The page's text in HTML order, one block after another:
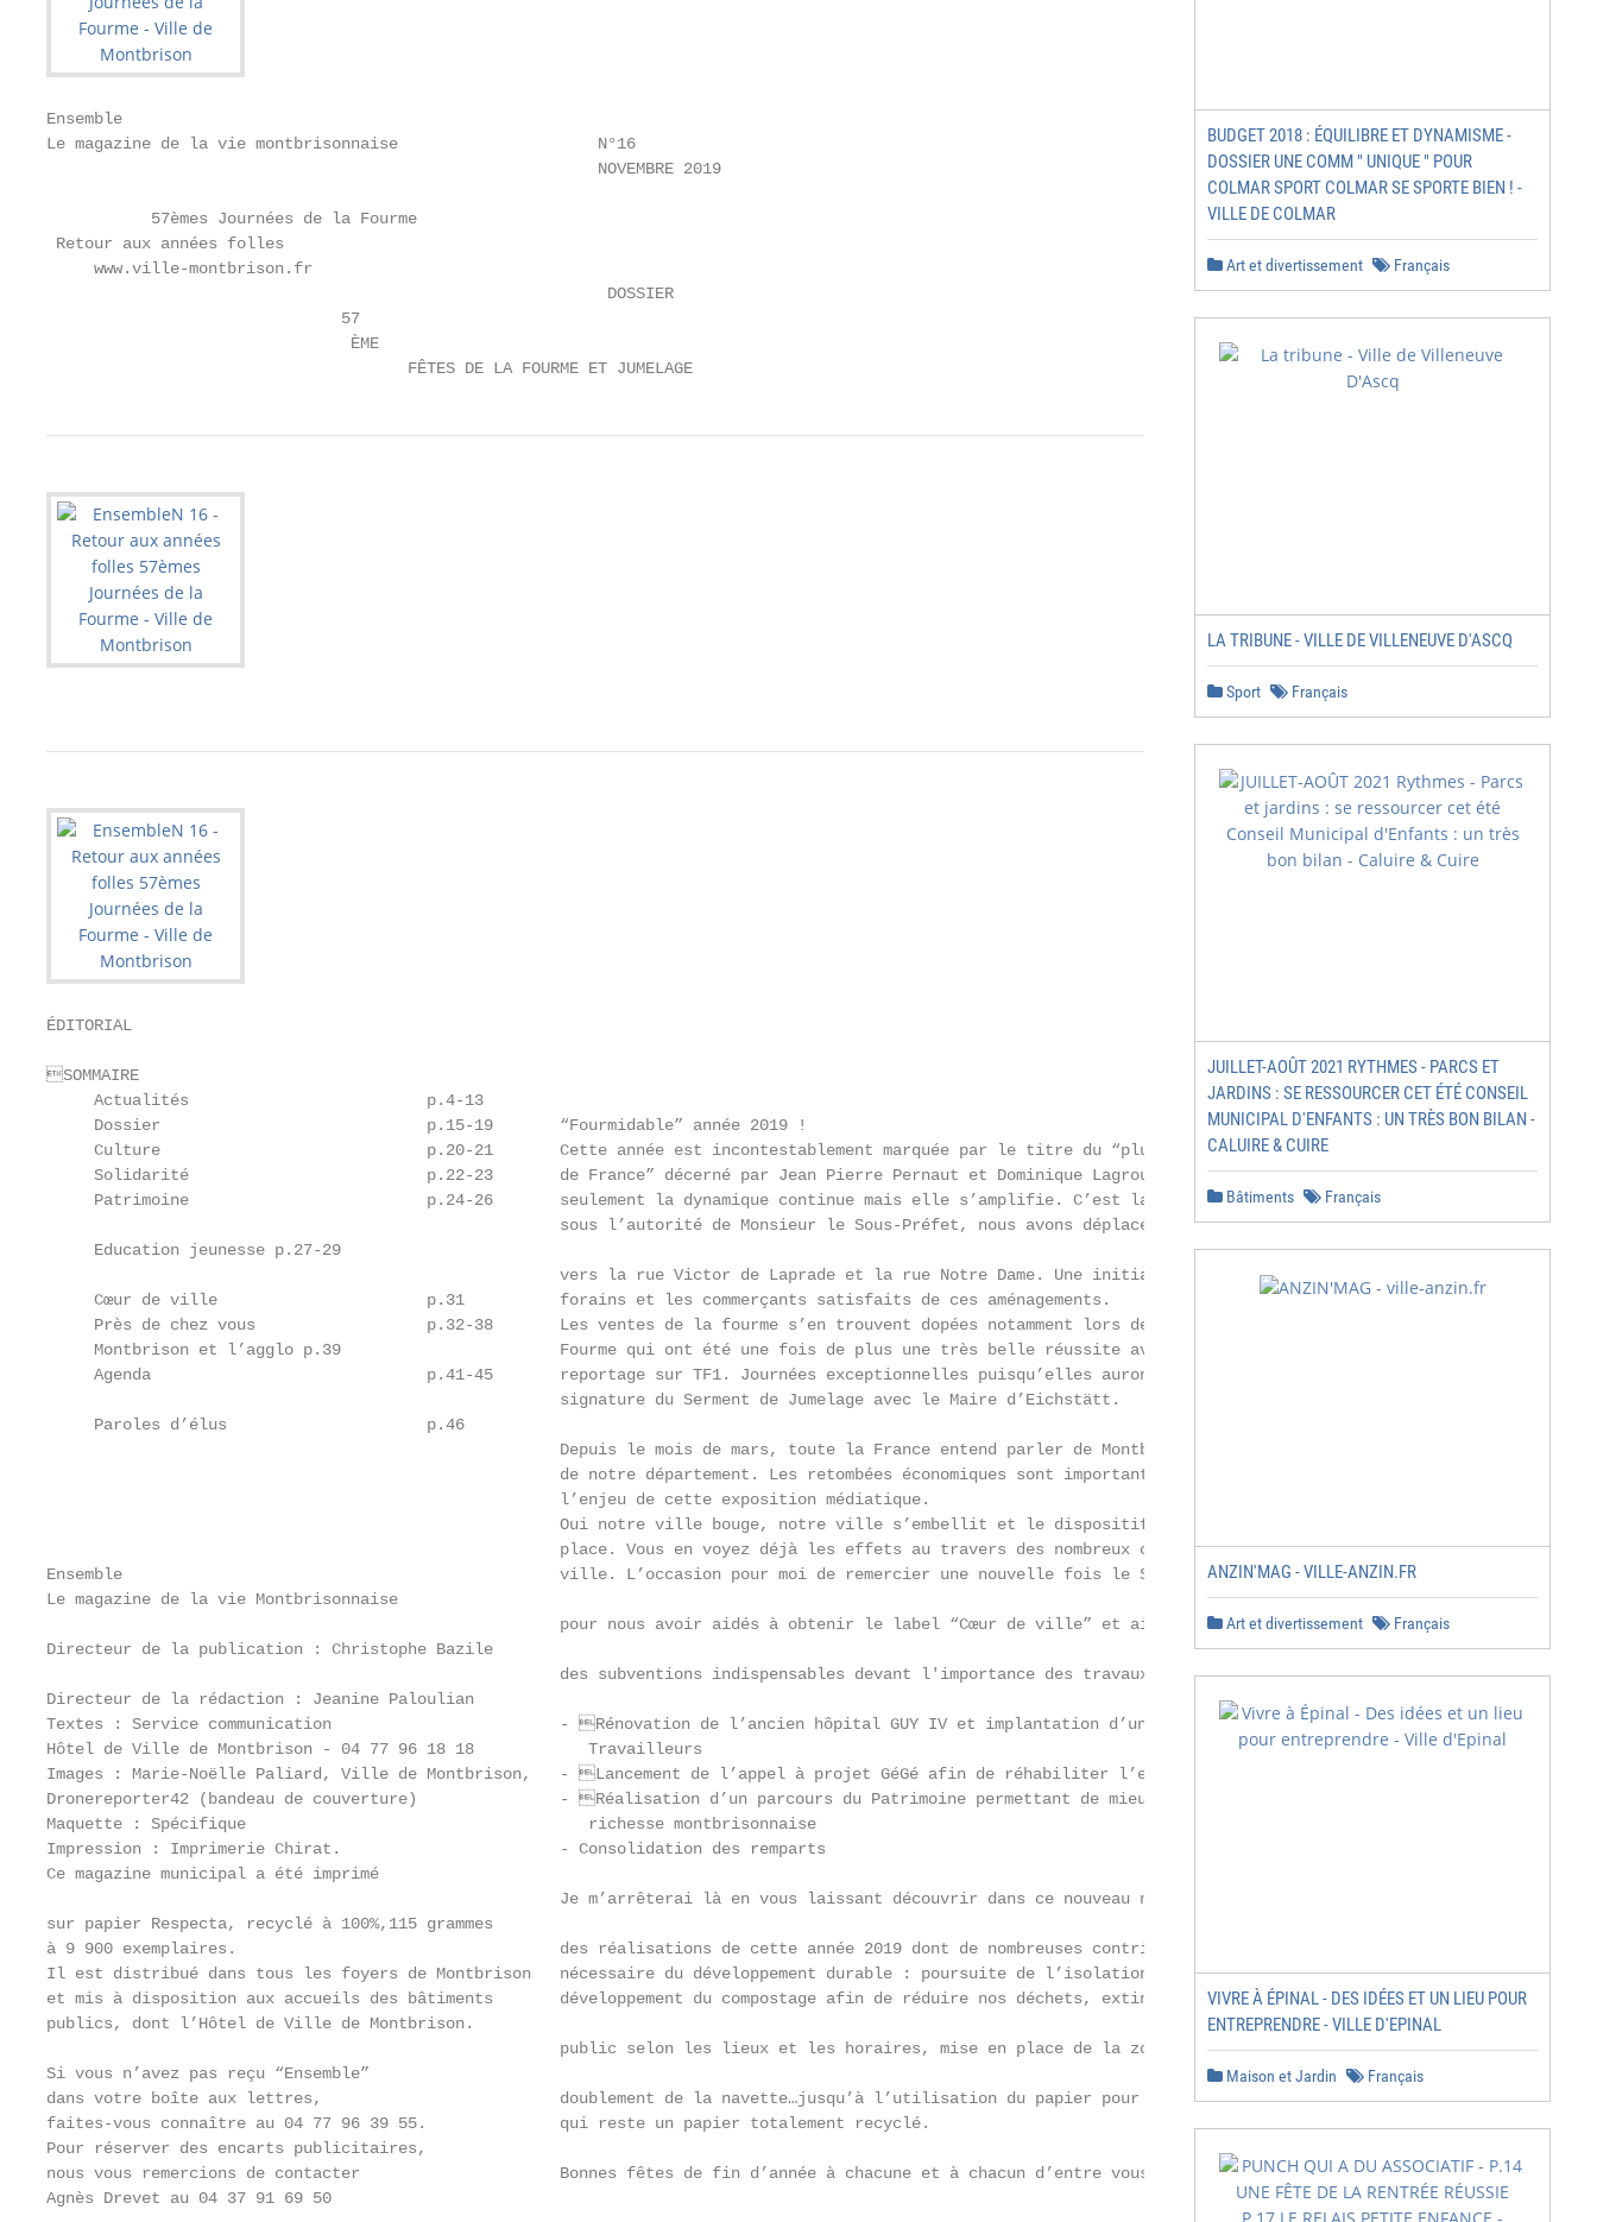
Ensemble
Le magazine de la vie montbrisonnaise                     N°16
                                                          NOVEMBRE 2019
           57èmes Journées de la Fourme
Retour aux années folles
     www.ville-montbrison.fr
                                                           DOSSIER
                               57
                                ÈME
                                      FÊTES DE LA FOURME ET JUMELAGE
ÉDITORIAL
SOMMAIRE
     Actualités                         p.4-13
     Dossier                            p.15-19       “Fourmidable” année 2019 !
     Culture                            p.20-21       Cette année est incontestablement marquée par le titre du “plus beau marché
     Solidarité                         p.22-23       de France” décerné par Jean Pierre Pernaut et Dominique Lagrou Sempere. Non
     Patrimoine                         p.24-26       seulement la dynamique continue mais elle s’amplifie. C’est la raison pour laquelle,
                                                      sous l’autorité de Monsieur le Sous-Préfet, nous avons déplacé et agrandi le marché
     Education jeunesse p.27-29
                                                      vers la rue Victor de Laprade et la rue Notre Dame. Une initiative partagée avec les
     Cœur de ville                      p.31          forains et les commerçants satisfaits de ces aménagements.
     Près de chez vous                  p.32-38       Les ventes de la fourme s’en trouvent dopées notamment lors des Journées de la
     Montbrison et l’agglo p.39                       Fourme qui ont été une fois de plus une très belle réussite avec la diffusion d’un
     Agenda                             p.41-45       reportage sur TF1. Journées exceptionnelles puisqu’elles auront été marquées par la
                                                      signature du Serment de Jumelage avec le Maire d’Eichstätt.
     Paroles d’élus                     p.46
                                                      Depuis le mois de mars, toute la France entend parler de Montbrison, du Forez et
                                                      de notre département. Les retombées économiques sont importantes et c’est tout
                                                      l’enjeu de cette exposition médiatique.
                                                      Oui notre ville bouge, notre ville s’embellit et le dispositif Cœur de ville se met en
                                                      place. Vous en voyez déjà les effets au travers des nombreux chantiers initiés dans la
Ensemble                                              ville. L’occasion pour moi de remercier une nouvelle fois le Sous-Préfet de Montbrison
Le magazine de la vie Montbrisonnaise
                                                      pour nous avoir aidés à obtenir le label “Cœur de ville” et ainsi nous permettre d’obtenir
Directeur de la publication : Christophe Bazile
                                                      des subventions indispensables devant l'importance des travaux:
Directeur de la rédaction : Jeanine Paloulian
Textes : Service communication                        - Rénovation de l’ancien hôpital GUY IV et implantation d’un nouveau Foyer de Jeunes
Hôtel de Ville de Montbrison - 04 77 96 18 18            Travailleurs
Images : Marie-Noëlle Paliard, Ville de Montbrison,   - Lancement de l’appel à projet GéGé afin de réhabiliter l’ensemble de ce site à Moingt
Dronereporter42 (bandeau de couverture)               - Réalisation d’un parcours du Patrimoine permettant de mieux mettre en avant cette
Maquette : Spécifique                                    richesse montbrisonnaise
Impression : Imprimerie Chirat.                       - Consolidation des remparts
Ce magazine municipal a été imprimé
                                                      Je m’arrêterai là en vous laissant découvrir dans ce nouveau numéro l’ensemble
sur papier Respecta, recyclé à 100%,115 grammes
à 9 900 exemplaires.                                  des réalisations de cette année 2019 dont de nombreuses contribuent au virage
Il est distribué dans tous les foyers de Montbrison   nécessaire du développement durable : poursuite de l’isolation de nos bâtiments,
et mis à disposition aux accueils des bâtiments       développement du compostage afin de réduire nos déchets, extinction de l’éclairage
publics, dont l’Hôtel de Ville de Montbrison.
                                                      public selon les lieux et les horaires, mise en place de la zone 30 en centre-ville,
Si vous n’avez pas reçu “Ensemble”
dans votre boîte aux lettres,                         doublement de la navette…jusqu’à l’utilisation du papier pour l’écriture du magazine
faites-vous connaître au 04 77 96 39 55.              qui reste un papier totalement recyclé.
Pour réserver des encarts publicitaires,
nous vous remercions de contacter                     Bonnes fêtes de fin d’année à chacune et à chacun d’entre vous.
Agnès Drevet au 04 37 91 69 50
BUDGET 2018 : ÉQUILIBRE ET DYNAMISME -
DOSSIER UNE COMM " UNIQUE " POUR
COLMAR SPORT COLMAR SE SPORTE BIEN ! -
VILLE DE COLMAR
Art et divertissement Français
LA TRIBUNE - VILLE DE VILLENEUVE D'ASCQ
Sport Français
JUILLET-AOÛT 2021 RYTHMES - PARCS ET
JARDINS : SE RESSOURCER CET ÉTÉ CONSEIL
MUNICIPAL D'ENFANTS : UN TRÈS BON BILAN -
CALUIRE & CUIRE
Bâtiments Français
ANZIN'MAG - VILLE-ANZIN.FR
Art et divertissement Français
VIVRE À ÉPINAL - DES IDÉES ET UN LIEU POUR
ENTREPRENDRE - VILLE D'EPINAL
Maison et Jardin Français